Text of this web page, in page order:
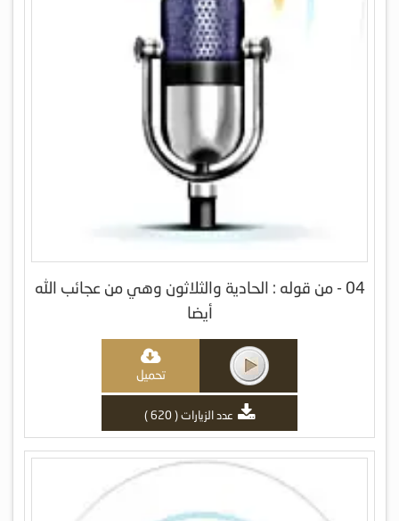
04 - من قوله : الحادية والثلاثون وهي من عجائب الله
أيضا
تحميل
عدد الزيارات ( 620 )